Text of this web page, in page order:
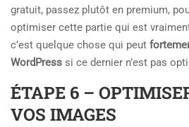
gratuit, passez plutôt en premium,
optimiser cette partie qui est
c’est quelque chose qui peut
WordPress si ce dernier n’est pas
ÉTAPE 6 –
VOS IMAGES